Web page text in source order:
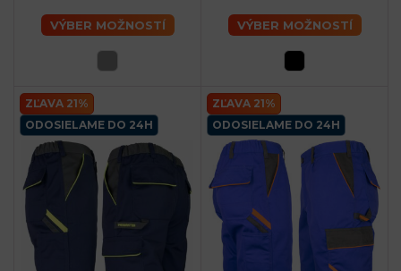
VÝBER MOŽNOSTÍ VÝBER MOŽNOSTÍ
ZĽAVA 21%
ODOSIELAME DO 24H
ZĽAVA 21%
ODOSIELAME DO 24H